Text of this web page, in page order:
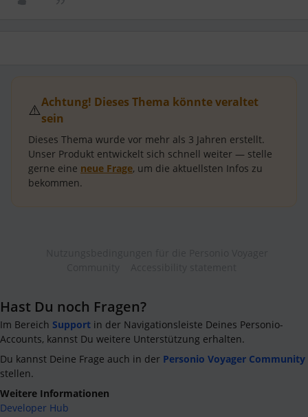
⚠️Achtung! Dieses Thema könnte veraltet
sein
Dieses Thema wurde vor mehr als 3 Jahren erstellt.
Unser Produkt entwickelt sich schnell weiter — stelle
gerne eine neue Frage, um die aktuellsten Infos zu
bekommen.
Hast Du noch Fragen?
Im Bereich Support in der Navigationsleiste Deines Personio-
Accounts, kannst Du weitere Unterstützung erhalten.
Du kannst Deine Frage auch in der Personio Voyager Community
stellen.
Weitere Informationen
Developer Hub